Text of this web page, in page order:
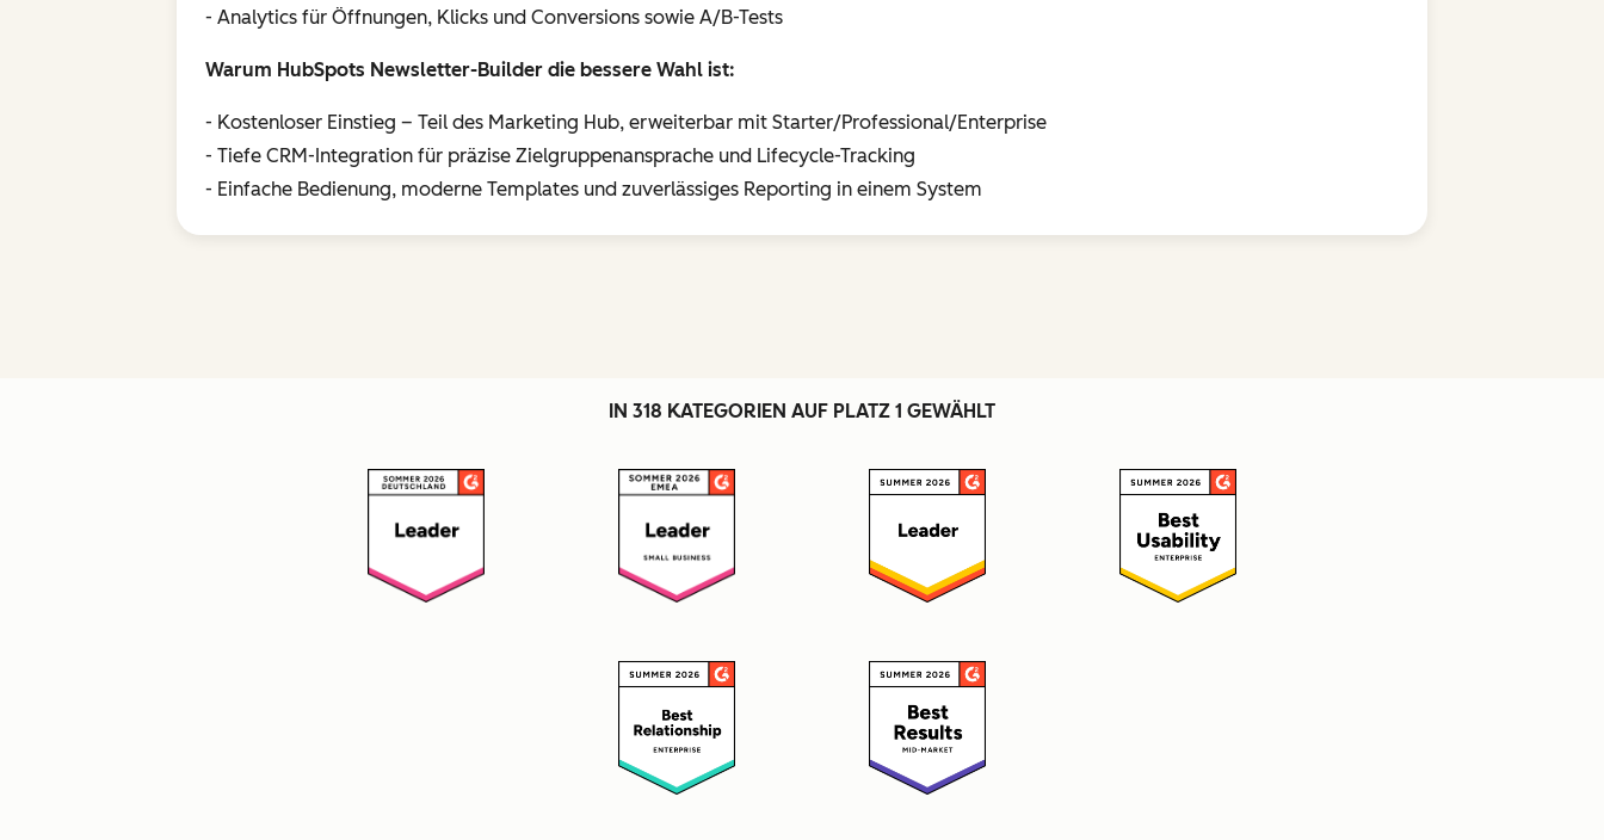
- Analytics für Öffnungen, Klicks und Conversions sowie A/B-Tests
Warum HubSpots Newsletter-Builder die bessere Wahl ist:
- Kostenloser Einstieg – Teil des Marketing Hub, erweiterbar mit Starter/Professional/Enterprise
- Tiefe CRM-Integration für präzise Zielgruppenansprache und Lifecycle-Tracking
- Einfache Bedienung, moderne Templates und zuverlässiges Reporting in einem System
IN 318 KATEGORIEN AUF PLATZ 1 GEWÄHLT